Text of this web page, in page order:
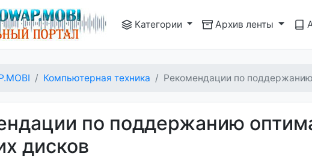
Категории Архив ленты
Компьютерная техника Рекомендации по
по поддержанию
дисков